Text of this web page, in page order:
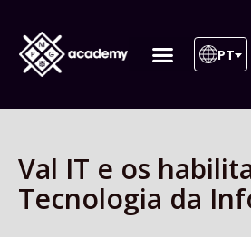
PT
Val IT e os
Tecnologia da